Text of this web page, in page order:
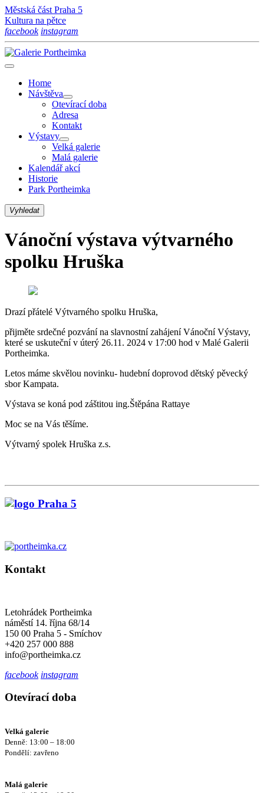
Městská část Praha 5
Kultura na pětce
facebook instagram
Home
Návštěva
Otevírací doba
Adresa
Kontakt
Výstavy
Velká galerie
Malá galerie
Kalendář akcí
Historie
Park Portheimka
Vyhledat
Vánoční výstava výtvarného
spolku Hruška
Drazí přátelé Výtvarného spolku Hruška,
přijměte srdečné pozvání na slavnostní zahájení Vánoční Výstavy,
které se uskuteční v úterý 26.11. 2024 v 17:00 hod v Malé Galerii
Portheimka.
Letos máme skvělou novinku- hudební doprovod dětský pěvecký
sbor Kampata.
Výstava se koná pod záštitou ing.Štěpána Rattaye
Moc se na Vás těšíme.
Výtvarný spolek Hruška z.s.
Kontakt
Letohrádek Portheimka
náměstí 14. října 68/14
150 00 Praha 5 - Smíchov
+420 257 000 888
info@portheimka.cz
facebook instagram
Otevírací doba
Velká galerie
Denně: 13:00 – 18:00
Pondělí: zavřeno
Malá galerie